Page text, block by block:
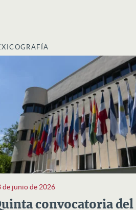
de junio de 2026
convocatoria